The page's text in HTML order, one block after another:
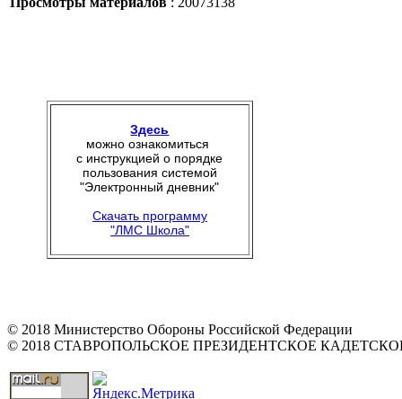
Здесь
можно ознакомиться
с инструкцией о порядке
пользования системой
"Электронный дневник"
Скачать программу
"ЛМС Школа"
© 2018 Министерство Обороны Российской Федерации
© 2018 СТАВРОПОЛЬСКОЕ ПРЕЗИДЕНТСКОЕ